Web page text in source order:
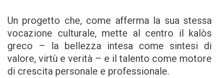
Un progetto che, come afferma la sua stessa
vocazione culturale, mette al centro il kalòs
greco – la bellezza intesa come sintesi di
valore, virtù e verità – e il talento come motore
di crescita personale e professionale.